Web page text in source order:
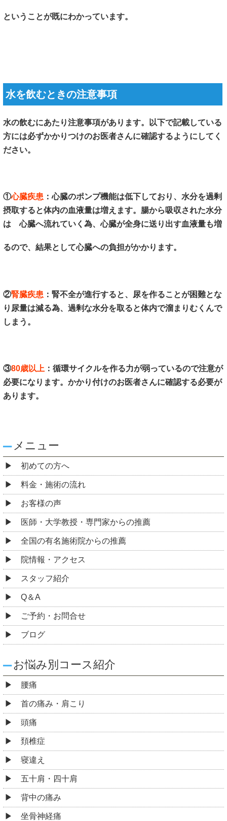
ということが既にわかっています。
水を飲むときの注意事項
水の飲むにあたり注意事項があります。以下で記載している
方には必ずかかりつけのお医者さんに確認するようにしてく
ださい。
①心臓疾患 ：心臓のポンプ機能は低下しており、水分を過剰
摂取すると体内の血液量は増えます。腸から吸収された水分
は 心臓へ流れていく為、心臓が全身に送り出す血液量も増
るので、結果として心臓への負担がかかります。
②腎臓疾患 ：腎不全が進行すると、尿を作ることが困難とな
り尿量は減る為、過剰な水分を取ると体内で溜まりむくんで
しまう。
③80歳以上 ：循環サイクルを作る力が弱っているので注意が
必要になります。かかり付けのお医者さんに確認する必要が
あります。
メニュー
初めての方へ
料金・施術の流れ
お客様の声
医師・大学教授・専門家からの推薦
全国の有名施術院からの推薦
院情報・アクセス
スタッフ紹介
Q＆A
ご予約・お問合せ
ブログ
お悩み別コース紹介
腰痛
首の痛み・肩こり
頭痛
頚椎症
寝違え
五十肩・四十肩
背中の痛み
坐骨神経痛